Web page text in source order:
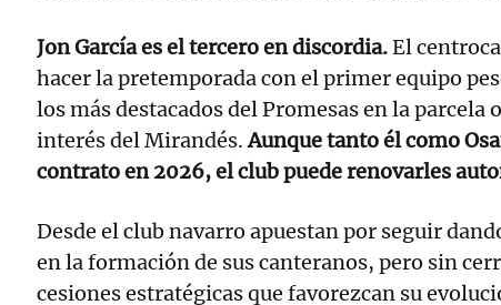
Jon García es el tercero en discordia.El
hacer la pretemporada con el primer equipo
los más destacados del Promesas en la parcela
interés del Mirandés.Aunque tanto él como
contrato en 2026, el club puede renovarles
Desde el club navarro apuestan por seguir
en la formación de sus canteranos, pero sin
cesiones estratégicas que favorezcan su